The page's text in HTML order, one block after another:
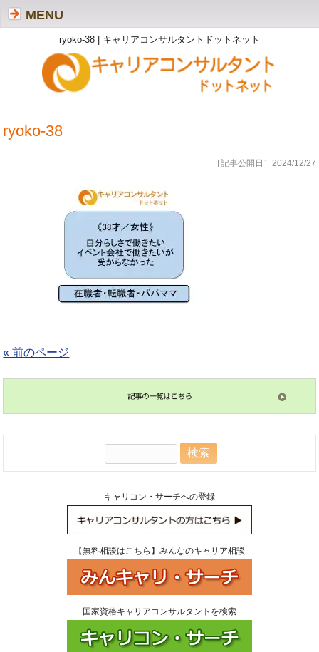
ryoko-38 | キャリアコンサルタントドットネット
MENU
ryoko-38
［記事公開日］2024/12/27
« 前のページ
キャリコン・サーチへの登録
【無料相談はこちら】みんなのキャリア相談
国家資格キャリアコンサルタントを検索